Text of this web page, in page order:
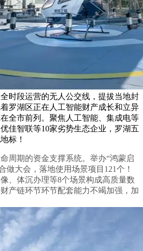
时段运营的无人公交线，提拔当地封
罗湖区正在人工智能财产成长和立异
全市前列。聚焦人工智能、集成电等
佳智联等10家劣势生态企业，罗湖五
标！
期的资金支撑系统。举办“鸿蒙启
做大会，落地使用场景项目121个！
、体沉办理等8个场景构成高质量数
产链环节环节配套能力不竭加强，加